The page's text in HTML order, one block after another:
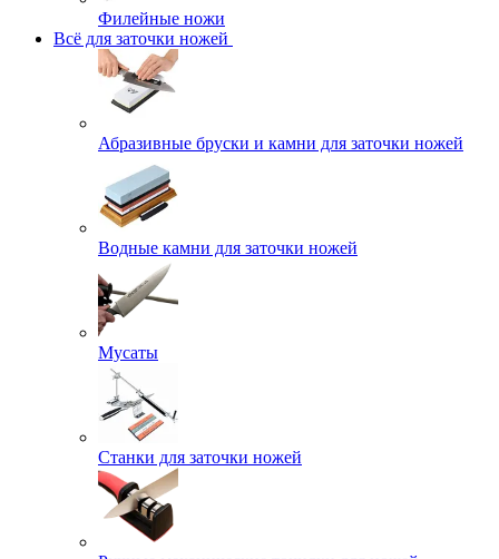
Филейные ножи
Всё для заточки ножей
Абразивные бруски и камни для заточки ножей
Водные камни для заточки ножей
Мусаты
Станки для заточки ножей